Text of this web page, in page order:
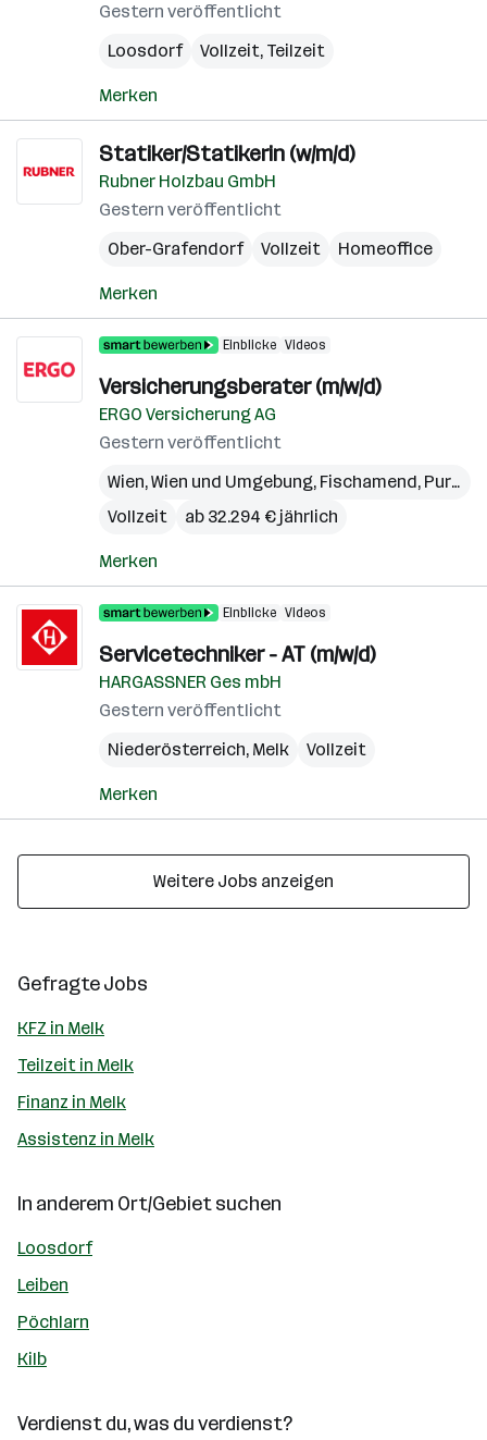
Gestern veröffentlicht
Loosdorf
Vollzeit, Teilzeit
Merken
Statiker/Statikerin (w/m/d)
Rubner Holzbau GmbH
Gestern veröffentlicht
Ober-Grafendorf
Vollzeit Homeoffice
Merken
Einblicke Videos
Versicherungsberater (m/w/d)
ERGO Versicherung AG
Gestern veröffentlicht
Wien,Wien und Umgebung, Fischamend, Purkersdorf
Vollzeit
ab 32.294 € jährlich
Merken
Einblicke Videos
Servicetechniker - AT (m/w/d)
HARGASSNER Ges mbH
Gestern veröffentlicht
Niederösterreich, Melk Vollzeit
Merken
Weitere Jobs anzeigen
Gefragte Jobs
KFZ in Melk
Teilzeit in Melk
Finanz in Melk
Assistenz in Melk
In anderem Ort/Gebiet suchen
Loosdorf
Leiben
Pöchlarn
Kilb
Verdienst du, was du verdienst?